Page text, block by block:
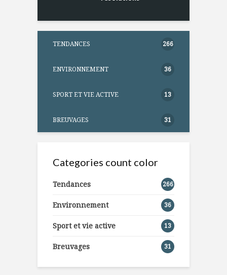
TENDANCES 266
ENVIRONNEMENT 36
SPORT ET VIE ACTIVE 13
BREUVAGES 31
Categories count color
Tendances 266
Environnement 36
Sport et vie active 13
Breuvages 31